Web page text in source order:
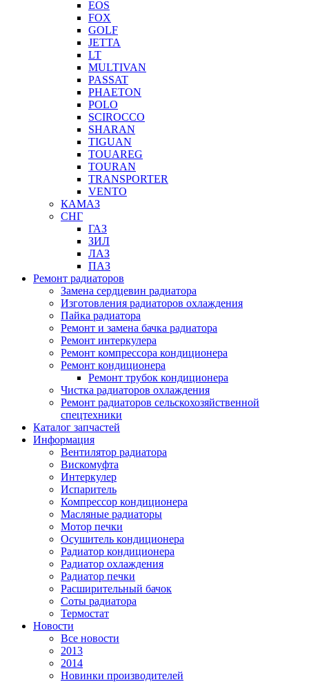
EOS
FOX
GOLF
JETTA
LT
MULTIVAN
PASSAT
PHAETON
POLO
SCIROCCO
SHARAN
TIGUAN
TOUAREG
TOURAN
TRANSPORTER
VENTO
КАМАЗ
СНГ
ГАЗ
ЗИЛ
ЛАЗ
ПАЗ
Ремонт радиаторов
Замена сердцевин радиатора
Изготовления радиаторов охлаждения
Пайка радиатора
Ремонт и замена бачка радиатора
Ремонт интеркулера
Ремонт компрессора кондиционера
Ремонт кондиционера
Ремонт трубок кондиционера
Чистка радиаторов охлаждения
Ремонт радиаторов сельскохозяйственной
спецтехники
Каталог запчастей
Информация
Вентилятор радиатора
Вискомуфта
Интеркулер
Испаритель
Компрессор кондиционера
Масляные радиаторы
Мотор печки
Осушитель кондиционера
Радиатор кондиционера
Радиатор охлаждения
Радиатор печки
Расширительный бачок
Соты радиатора
Термостат
Новости
Все новости
2013
2014
Новинки производителей